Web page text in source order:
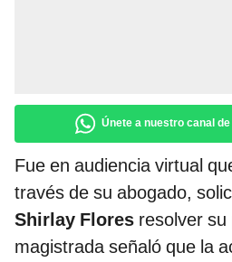
Únete a nuestro canal
Fue en audiencia virtual
través de su abogado,
Shirlay Flores resolver
magistrada señaló que la